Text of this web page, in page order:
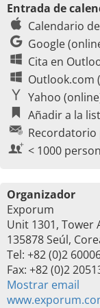
Entrada de
Calendario
Google
Cita en
Outlook.com
Yahoo
Añadir a la
Recordatorio
< 1000
Organizador
Exporum
Unit 1301, Tower
135878 Seúl,
Tel: +82 (0)2
Fax: +82 (0)2
Mostrar email